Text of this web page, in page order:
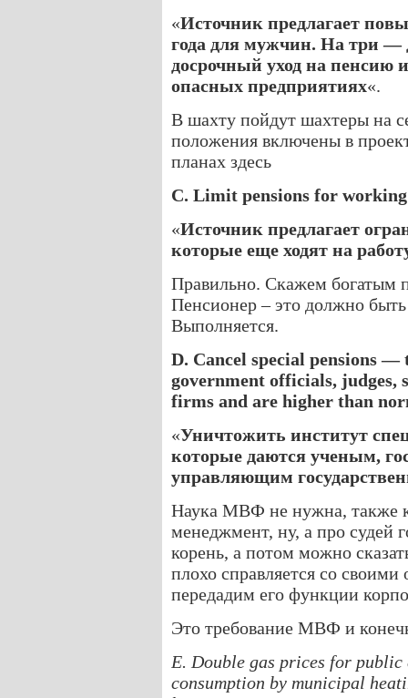
«Источник предлагает
года для мужчин. На три
досрочный уход на пенсию
опасных предприятиях«.
В шахту пойдут шахтеры на
положения включены в
планах здесь
C. Limit pensions for working
«Источник предлагает
которые еще ходят на
Правильно. Скажем богатым
Пенсионер – это должно
Выполняется.
D. Cancel special pensions
government officials, judges,
firms and are higher than
«Уничтожить институт
которые даются ученым,
управляющим
Наука МВФ не нужна, также
менеджмент, ну, а про судей
корень, а потом можно
плохо справляется со своими
передадим его функции
Это требование МВФ и
E. Double gas prices for
consumption by municipal